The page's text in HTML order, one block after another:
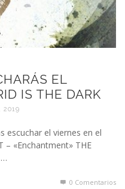
EL
IS THE DARK
2019
escuchar el viernes en el
– «Enchantment» THE
…
0 Comentarios